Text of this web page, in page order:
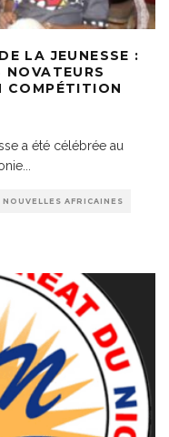
LA JEUNESSE :
NOVATEURS
COMPÉTITION
a été célébrée au
NOUVELLES AFRICAINES